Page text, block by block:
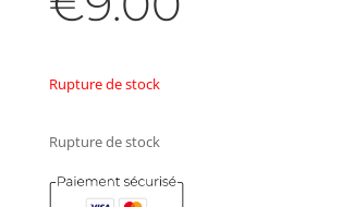
Rupture de stock
Rupture de stock